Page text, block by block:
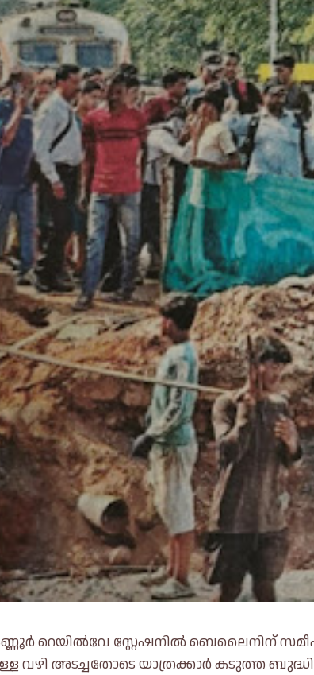
റെയിൽവേ സ്റ്റേഷനിൽ ബെലൈനിന്
വഴി അടച്ചതോടെ യാത്രക്കാർ കടുത്ത